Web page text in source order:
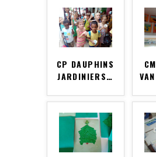
CP DAUPHINS
JARDINIERS…